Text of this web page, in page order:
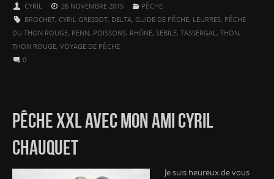
CYRIL 26 NOVEMBRE 2015
PÊCHE
BROCHET, CYRIL GRESSOT, DELTA, GUIDE DE PÊCHE, LEURRES, PÊCHE
DU THON ROUGE, PENN, POISSONS, RHÔNE, SEBILE, TASSERGAL , THON,
THON ROUGE, VOYAGE DE PÊCHE
0
PÊCHE XXL AVEC MON AMI CYRIL
CHAUQUET
Je suis heureux de vous